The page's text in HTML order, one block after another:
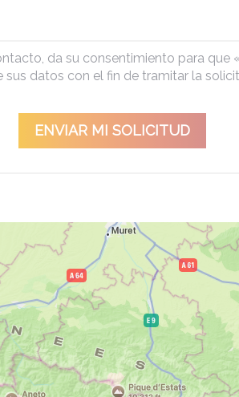
da su consentimiento para que
sus datos con el fin de tramitar la